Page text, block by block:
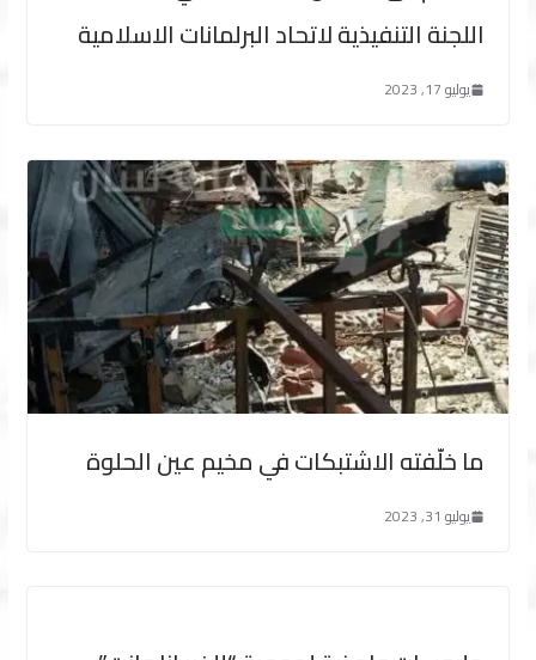
اللجنة التنفيذية لاتحاد البرلمانات الاسلامية
يوليو 17, 2023
ما خلّفته الاشتبكات في مخيم عين الحلوة
يوليو 31, 2023